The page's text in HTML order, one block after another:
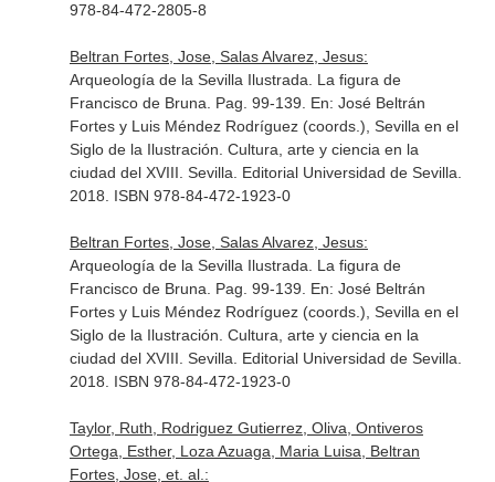
978-84-472-2805-8
Beltran Fortes, Jose, Salas Alvarez, Jesus:
Arqueología de la Sevilla Ilustrada. La figura de
Francisco de Bruna. Pag. 99-139. En: José Beltrán
Fortes y Luis Méndez Rodríguez (coords.), Sevilla en el
Siglo de la Ilustración. Cultura, arte y ciencia en la
ciudad del XVIII . Sevilla. Editorial Universidad de Sevilla.
2018. ISBN 978-84-472-1923-0
Beltran Fortes, Jose, Salas Alvarez, Jesus:
Arqueología de la Sevilla Ilustrada. La figura de
Francisco de Bruna. Pag. 99-139. En: José Beltrán
Fortes y Luis Méndez Rodríguez (coords.), Sevilla en el
Siglo de la Ilustración. Cultura, arte y ciencia en la
ciudad del XVIII . Sevilla. Editorial Universidad de Sevilla.
2018. ISBN 978-84-472-1923-0
Taylor, Ruth, Rodriguez Gutierrez, Oliva, Ontiveros
Ortega, Esther, Loza Azuaga, Maria Luisa, Beltran
Fortes, Jose, et. al.: